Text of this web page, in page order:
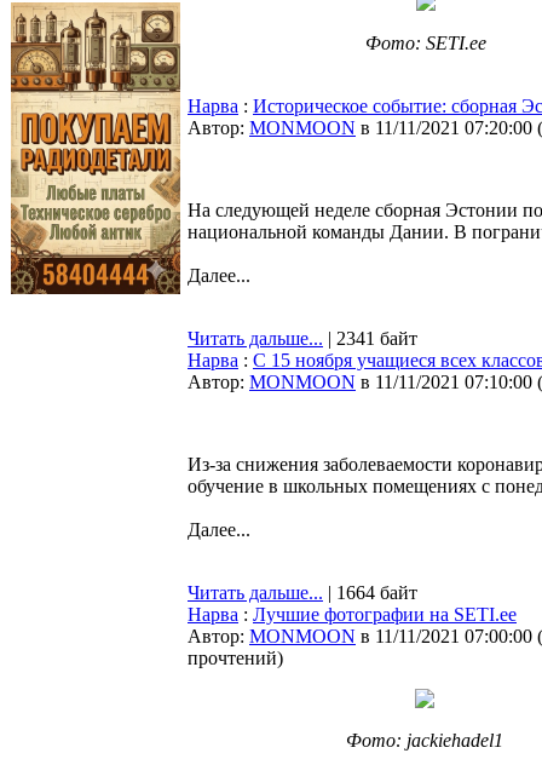
Фото: SETI.ee
Нарва : Историческое событие: сборная
Автор: MONMOON в 11/11/2021 07:20:00 (
На следующей неделе сборная Эстонии
национальной команды Дании. В
Далее...
Читать дальше... | 2341 байт
Нарва : С 15 ноября учащиеся всех
Автор: MONMOON в 11/11/2021 07:10:00 (
Из-за снижения заболеваемости
обучение в школьных помещениях с
Далее...
Читать дальше... | 1664 байт
Нарва : Лучшие фотографии на SETI.ee
Автор: MONMOON в 11/11/2021 07:00:00 (
прочтений)
Фото: jackiehadel1